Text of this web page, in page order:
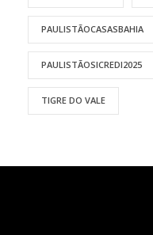
PAULISTÃOCASASBAHIA
PAULISTÃOSICREDI2025
TIGRE DO VALE